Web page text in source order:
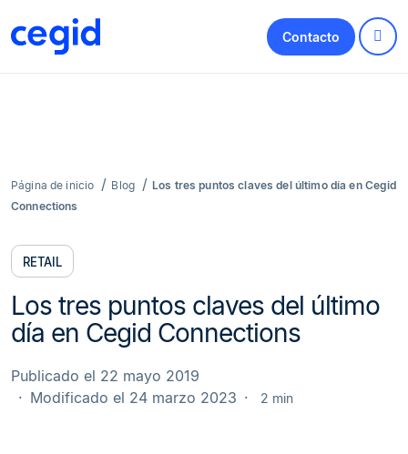
Contacto
Página de inicio Blog
Los tres puntos claves del último día en Cegid
Connections
RETAIL
Los tres puntos claves del último
día en Cegid Connections
Publicado el 22 mayo 2019
Modificado el 24 marzo 2023
2 min